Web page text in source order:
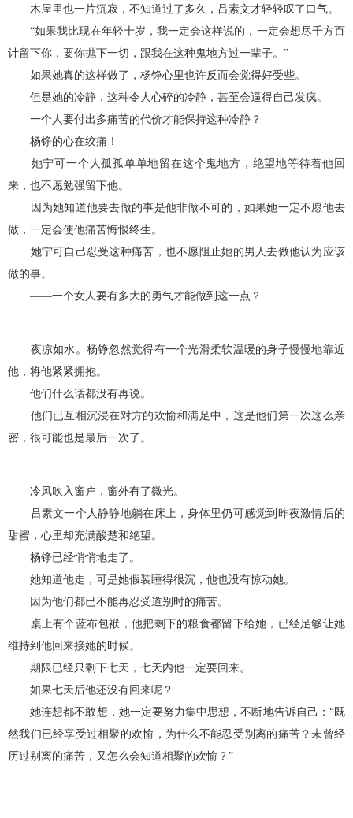
木屋里也一片沉寂，不知道过了多久，吕素文才轻轻叹了口气。
“如果我比现在年轻十岁，我一定会这样说的，一定会想尽千方百
计留下你，要你抛下一切，跟我在这种鬼地方过一辈子。”
如果她真的这样做了，杨铮心里也许反而会觉得好受些。
但是她的冷静，这种令人心碎的冷静，甚至会逼得自己发疯。
一个人要付出多痛苦的代价才能保持这种冷静？
杨铮的心在绞痛！
她宁可一个人孤孤单单地留在这个鬼地方，绝望地等待着他回
来，也不愿勉强留下他。
因为她知道他要去做的事是他非做不可的，如果她一定不愿他去
做，一定会使他痛苦悔恨终生。
她宁可自己忍受这种痛苦，也不愿阻止她的男人去做他认为应该
做的事。
——一个女人要有多大的勇气才能做到这一点？
夜凉如水。杨铮忽然觉得有一个光滑柔软温暖的身子慢慢地靠近
他，将他紧紧拥抱。
他们什么话都没有再说。
他们已互相沉浸在对方的欢愉和满足中，这是他们第一次这么亲
密，很可能也是最后一次了。
冷风吹入窗户，窗外有了微光。
吕素文一个人静静地躺在床上，身体里仍可感觉到昨夜激情后的
甜蜜，心里却充满酸楚和绝望。
杨铮已经悄悄地走了。
她知道他走，可是她假装睡得很沉，他也没有惊动她。
因为他们都已不能再忍受道别时的痛苦。
桌上有个蓝布包袱，他把剩下的粮食都留下给她，已经足够让她
维持到他回来接她的时候。
期限已经只剩下七天，七天内他一定要回来。
如果七天后他还没有回来呢？
她连想都不敢想，她一定要努力集中思想，不断地告诉自己：“既
然我们已经享受过相聚的欢愉，为什么不能忍受别离的痛苦？未曾经
历过别离的痛苦，又怎么会知道相聚的欢愉？”